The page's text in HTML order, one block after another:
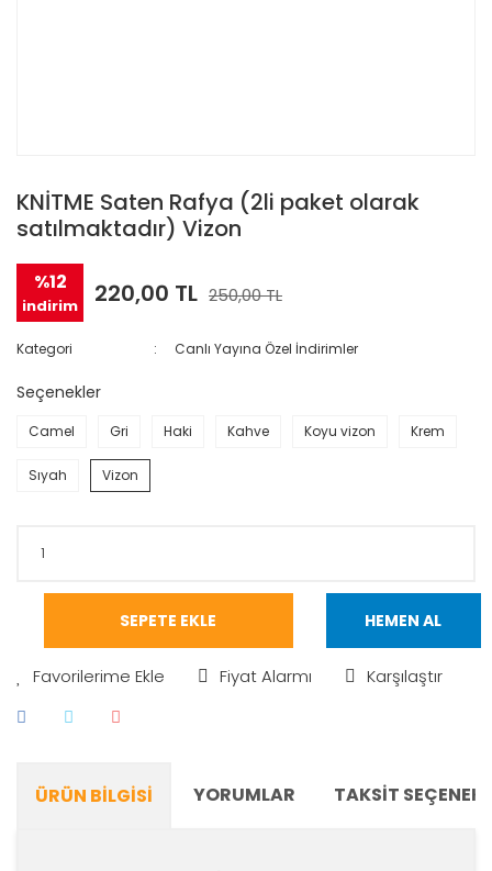
KNİTME Saten Rafya (2li paket olarak
satılmaktadır) Vizon
%12
indirim 220,00 TL 250,00 TL
Kategori Canlı Yayına Özel İndirimler
Seçenekler
Camel Gri Haki Kahve Koyu vizon Krem
Sıyah Vizon
SEPETE EKLE HEMEN AL
Fiyat Alarmı Karşılaştır
ÜRÜN BILGISI YORUMLAR TAKSIT